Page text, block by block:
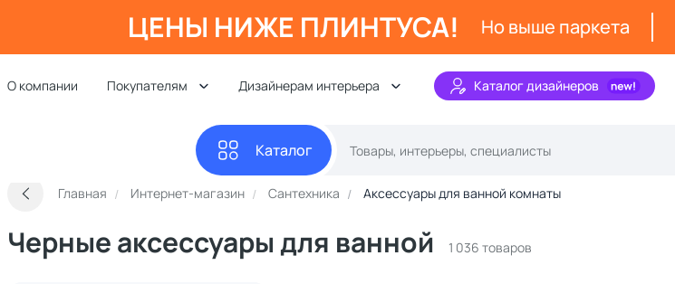
ЦЕНЫ НИЖЕ ПЛИНТУСА! Но выше паркета
О компании Покупателям Дизайнерам интерьера Каталог дизайнеров
Каталог
Главная Интернет-магазин Сантехника Аксессуары для ванной комнаты
Черные аксессуары для ванной 1 036 товаров